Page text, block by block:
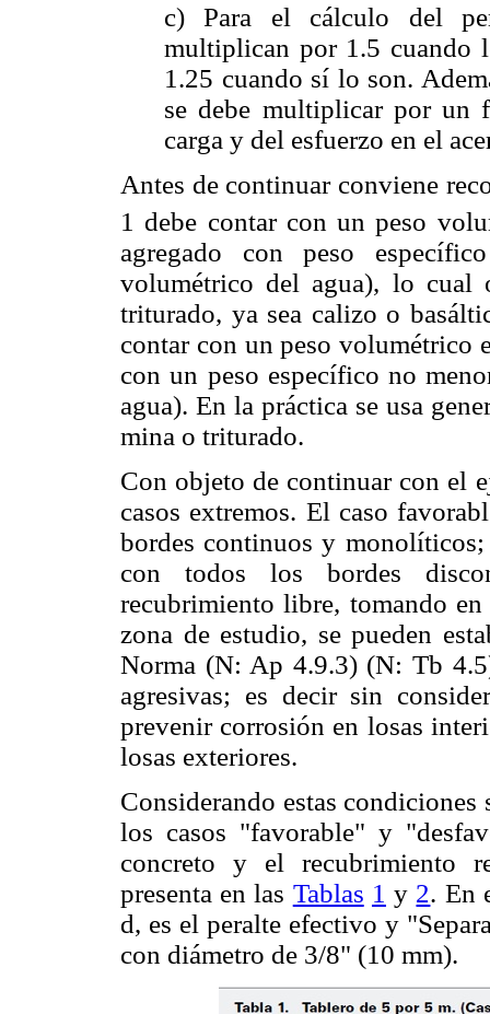
c) Para el cálculo del
multiplican por 1.5 cuando
1.25 cuando sí lo son.
se debe multiplicar por un
carga y del esfuerzo en el
Antes de continuar conviene
1 debe contar con un peso
agregado con peso
volumétrico del agua), lo cual
triturado, ya sea calizo o
contar con un peso volumétrico
con un peso específico no
agua). En la práctica se usa
mina o triturado.
Con objeto de continuar con el
casos extremos. El caso
bordes continuos y
con todos los bordes
recubrimiento libre, tomando
zona de estudio, se pueden
Norma (N: Ap 4.9.3) (N: Tb
agresivas; es decir sin
prevenir corrosión en losas
losas exteriores.
Considerando estas
los casos "favorable" y
concreto y el recubrimiento
presenta en las Tablas 1 y 2. En
d, es el peralte efectivo y
con diámetro de 3/8" (10 mm).